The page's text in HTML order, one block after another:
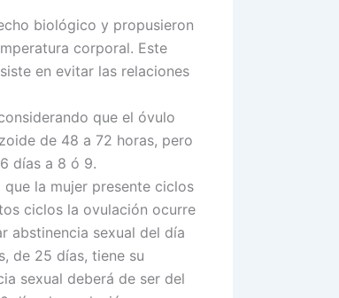
biológico y propusieron
corporal. Este
en evitar las relaciones
que el óvulo
de 48 a 72 horas, pero
días a 8 ó 9.
la mujer presente ciclos
ciclos la ovulación ocurre
abstinencia sexual del día
de 25 días, tiene su
sexual deberá de ser del